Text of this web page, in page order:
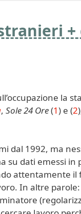
la
, Sole 24 Ore(1) e (2
dal 1992, ma
su dati emessi in
attentamente
In altre